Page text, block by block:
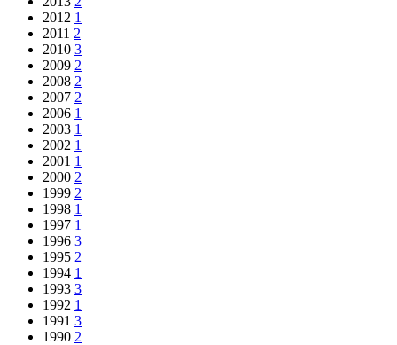
2012 1
2011 2
2010 3
2009 2
2008 2
2007 2
2006 1
2003 1
2002 1
2001 1
2000 2
1999 2
1998 1
1997 1
1996 3
1995 2
1994 1
1993 3
1992 1
1991 3
1990 2